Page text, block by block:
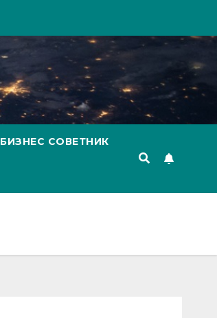
БИЗНЕС СОВЕТНИК